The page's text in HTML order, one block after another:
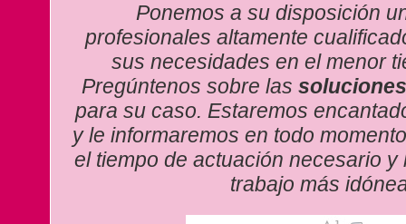
Ponemos a su disposición
profesionales altamente
sus necesidades en el menor
Pregúntenos sobre las
para su caso. Estaremos
y le informaremos en todo
el tiempo de actuación necesario y
trabajo más